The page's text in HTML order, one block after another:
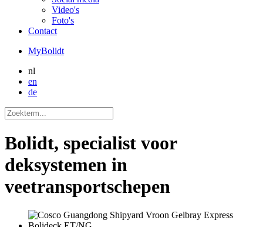
Video's
Foto's
Contact
MyBolidt
nl
en
de
Bolidt, specialist voor
deksystemen in
veetransportschepen